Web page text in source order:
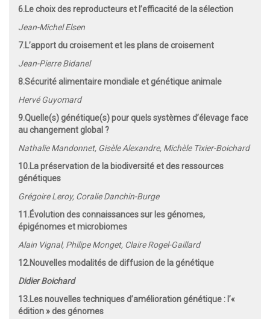
6.Le choix des reproducteurs et l’efficacité de la sélection
Jean-Michel Elsen
7.L’apport du croisement et les plans de croisement
Jean-Pierre Bidanel
8.Sécurité alimentaire mondiale et génétique animale
Hervé Guyomard
9.Quelle(s) génétique(s) pour quels systèmes d’élevage face
au changement global ?
Nathalie Mandonnet, Gisèle Alexandre, Michèle Tixier-Boichard
10.La préservation de la biodiversité et des ressources
génétiques
Grégoire Leroy, Coralie Danchin-Burge
11.Évolution des connaissances sur les génomes,
épigénomes et microbiomes
Alain Vignal, Philipe Monget, Claire Rogel-Gaillard
12.Nouvelles modalités de diffusion de la génétique
Didier Boichard
13.Les nouvelles techniques d’amélioration génétique : l’«
édition » des génomes